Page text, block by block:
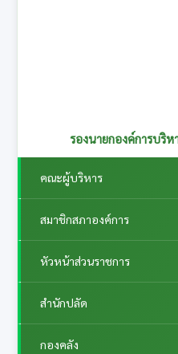
รองนายกองค์การบริ
คณะผู้บริหาร
สมาชิกสภาองค์การ
หัวหน้าส่วนราชการ
สำนักปลัด
กองคลัง